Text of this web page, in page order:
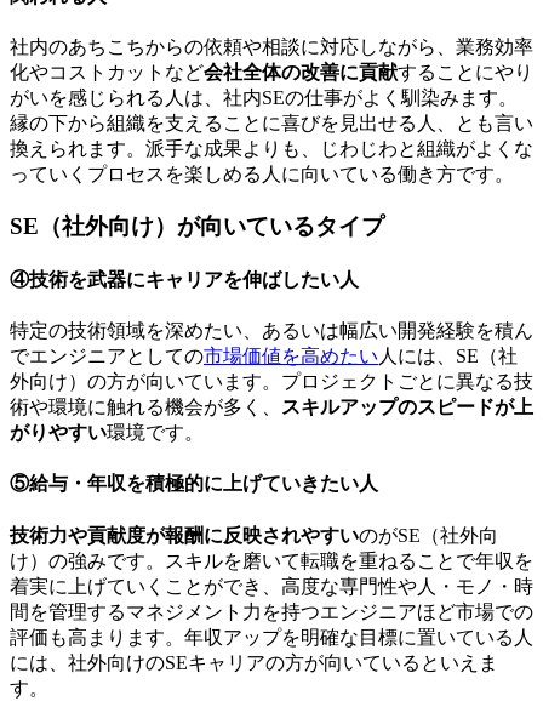
社内のあちこちからの依頼や相談に対応しながら、業務効率
化やコストカットなど会社全体の改善に貢献することにやり
がいを感じられる人は、社内SEの仕事がよく馴染みます。
縁の下から組織を支えることに喜びを見出せる人、とも言い
換えられます。派手な成果よりも、
じわじわと組織がよくな
っていくプロセスを楽しめる 人に向いている働き方です。
SE（社外向け）が向いているタイプ
④技術を武器にキャリアを伸ばしたい人
特定の技術領域を深めたい、あるいは幅広い開発経験を積ん
でエンジニアとしての市場価値を高めたい 人には、SE（社
外向け）の方が向いています。プロジェクトごとに異なる技
術や環境に触れる機会が多く、
スキルアップのスピードが上
がりやすい環境です。
⑤給与・年収を積極的に上げていきたい人
技術力や貢献度が報酬に反映されやすいのがSE（社外向
け）の強みです。スキルを磨いて転職を重ねることで年収を
着実に上げていくことができ、高度な専門性や人・モノ・時
間を管理するマネジメント力を持つエンジニアほど市場での
評価も高まります。 年収アップを明確な目標に置いている 人
には、社外向けのSEキャリアの方が向いているといえま
す。